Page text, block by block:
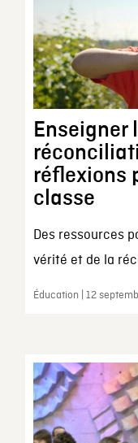
Enseigner
réflexions
classe
Des ressources
vérité et de la
Éducation | 12